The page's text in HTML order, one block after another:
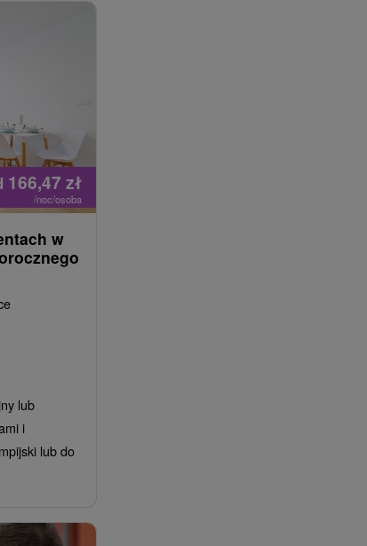
166,47 zł
/noc/osoba
w
lub
i
lub do